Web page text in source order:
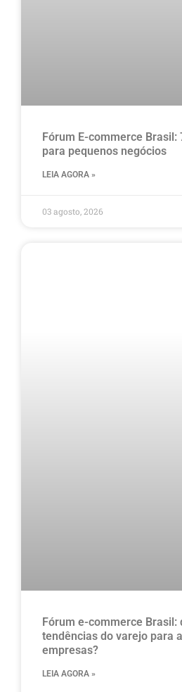
Fórum E-commerce Brasil:
para pequenos negócios
LEIA AGORA »
03 agosto, 2026
Fórum e-commerce Brasil:
tendências do varejo para
empresas?
LEIA AGORA »